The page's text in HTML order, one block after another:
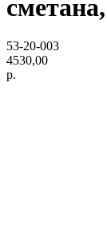
53-20-003
4530,00
р.